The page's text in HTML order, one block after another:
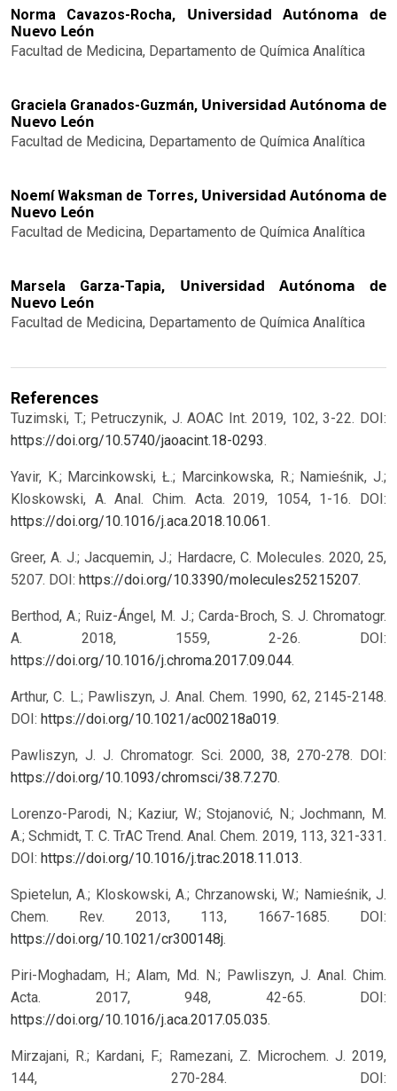
Norma Cavazos-Rocha, Universidad Autónoma de
Nuevo León
Facultad de Medicina, Departamento de Química Analítica
Graciela Granados-Guzmán, Universidad Autónoma de
Nuevo León
Facultad de Medicina, Departamento de Química Analítica
Noemí Waksman de Torres, Universidad Autónoma de
Nuevo León
Facultad de Medicina, Departamento de Química Analítica
Marsela Garza-Tapia, Universidad Autónoma de
Nuevo León
Facultad de Medicina, Departamento de Química Analítica
References
Tuzimski, T.; Petruczynik, J. AOAC Int. 2019, 102, 3-22. DOI:
https://doi.org/10.5740/jaoacint.18-0293.
Yavir, K.; Marcinkowski, Ł.; Marcinkowska, R.; Namieśnik, J.;
Kloskowski, A. Anal. Chim. Acta. 2019, 1054, 1-16. DOI:
https://doi.org/10.1016/j.aca.2018.10.061.
Greer, A. J.; Jacquemin, J.; Hardacre, C. Molecules. 2020, 25,
5207. DOI: https://doi.org/10.3390/molecules25215207.
Berthod, A.; Ruiz-Ángel, M. J.; Carda-Broch, S. J. Chromatogr.
A. 2018, 1559, 2-26. DOI:
https://doi.org/10.1016/j.chroma.2017.09.044.
Arthur, C. L.; Pawliszyn, J. Anal. Chem. 1990, 62, 2145-2148.
DOI: https://doi.org/10.1021/ac00218a019.
Pawliszyn, J. J. Chromatogr. Sci. 2000, 38, 270-278. DOI:
https://doi.org/10.1093/chromsci/38.7.270.
Lorenzo-Parodi, N.; Kaziur, W.; Stojanović, N.; Jochmann, M.
A.; Schmidt, T. C. TrAC Trend. Anal. Chem. 2019, 113, 321-331.
DOI: https://doi.org/10.1016/j.trac.2018.11.013.
Spietelun, A.; Kloskowski, A.; Chrzanowski, W.; Namieśnik, J.
Chem. Rev. 2013, 113, 1667-1685. DOI:
https://doi.org/10.1021/cr300148j.
Piri-Moghadam, H.; Alam, Md. N.; Pawliszyn, J. Anal. Chim.
Acta. 2017, 948, 42-65. DOI:
https://doi.org/10.1016/j.aca.2017.05.035.
Mirzajani, R.; Kardani, F.; Ramezani, Z. Microchem. J. 2019,
144, 270-284. DOI: